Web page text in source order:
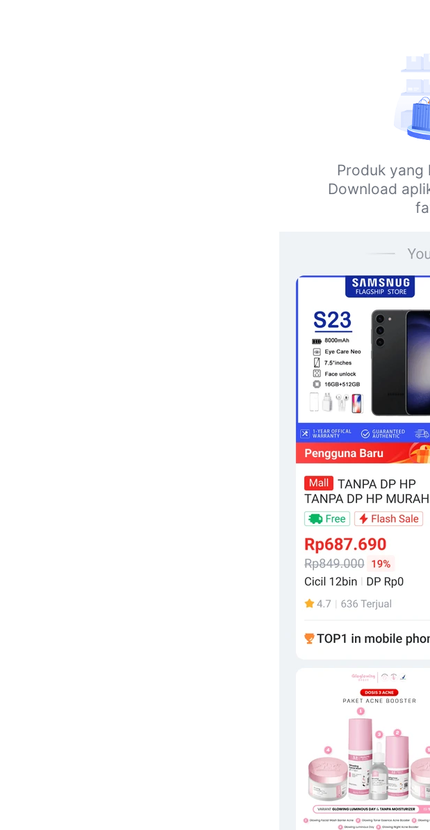
Produk yang
Download